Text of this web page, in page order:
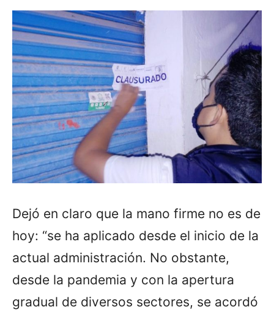
Dejó en claro que la mano firme no es de
hoy: “se ha aplicado desde el inicio de la
actual administración. No obstante,
desde la pandemia y con la apertura
gradual de diversos sectores, se acordó